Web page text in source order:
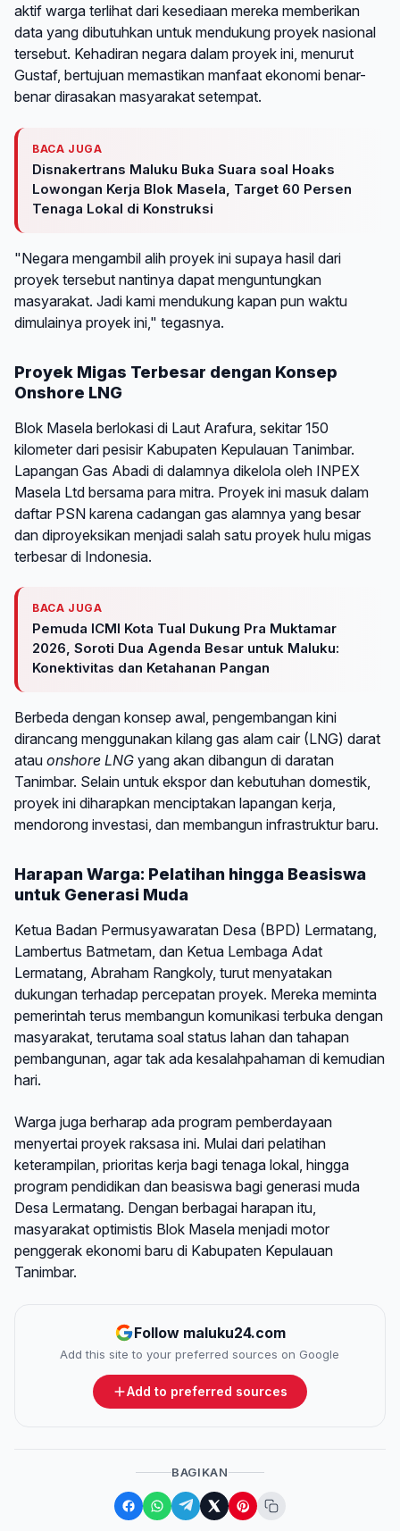
aktif warga terlihat dari kesediaan mereka memberikan
data yang dibutuhkan untuk mendukung proyek nasional
tersebut. Kehadiran negara dalam proyek ini, menurut
Gustaf, bertujuan memastikan manfaat ekonomi benar-
benar dirasakan masyarakat setempat.
BACA JUGA
Disnakertrans Maluku Buka Suara soal Hoaks
Lowongan Kerja Blok Masela, Target 60 Persen
Tenaga Lokal di Konstruksi
"Negara mengambil alih proyek ini supaya hasil dari
proyek tersebut nantinya dapat menguntungkan
masyarakat. Jadi kami mendukung kapan pun waktu
dimulainya proyek ini," tegasnya.
Proyek Migas Terbesar dengan Konsep
Onshore LNG
Blok Masela berlokasi di Laut Arafura, sekitar 150
kilometer dari pesisir Kabupaten Kepulauan Tanimbar.
Lapangan Gas Abadi di dalamnya dikelola oleh INPEX
Masela Ltd bersama para mitra. Proyek ini masuk dalam
daftar PSN karena cadangan gas alamnya yang besar
dan diproyeksikan menjadi salah satu proyek hulu migas
terbesar di Indonesia.
BACA JUGA
Pemuda ICMI Kota Tual Dukung Pra Muktamar
2026, Soroti Dua Agenda Besar untuk Maluku:
Konektivitas dan Ketahanan Pangan
Berbeda dengan konsep awal, pengembangan kini
dirancang menggunakan kilang gas alam cair (LNG) darat
atau onshore LNG yang akan dibangun di daratan
Tanimbar. Selain untuk ekspor dan kebutuhan domestik,
proyek ini diharapkan menciptakan lapangan kerja,
mendorong investasi, dan membangun infrastruktur baru.
Harapan Warga: Pelatihan hingga Beasiswa
untuk Generasi Muda
Ketua Badan Permusyawaratan Desa (BPD) Lermatang,
Lambertus Batmetam, dan Ketua Lembaga Adat
Lermatang, Abraham Rangkoly, turut menyatakan
dukungan terhadap percepatan proyek. Mereka meminta
pemerintah terus membangun komunikasi terbuka dengan
masyarakat, terutama soal status lahan dan tahapan
pembangunan, agar tak ada kesalahpahaman di kemudian
hari.
Warga juga berharap ada program pemberdayaan
menyertai proyek raksasa ini. Mulai dari pelatihan
keterampilan, prioritas kerja bagi tenaga lokal, hingga
program pendidikan dan beasiswa bagi generasi muda
Desa Lermatang. Dengan berbagai harapan itu,
masyarakat optimistis Blok Masela menjadi motor
penggerak ekonomi baru di Kabupaten Kepulauan
Tanimbar.
Follow maluku24.com
Add this site to your preferred sources on Google
Add to preferred sources
BAGIKAN